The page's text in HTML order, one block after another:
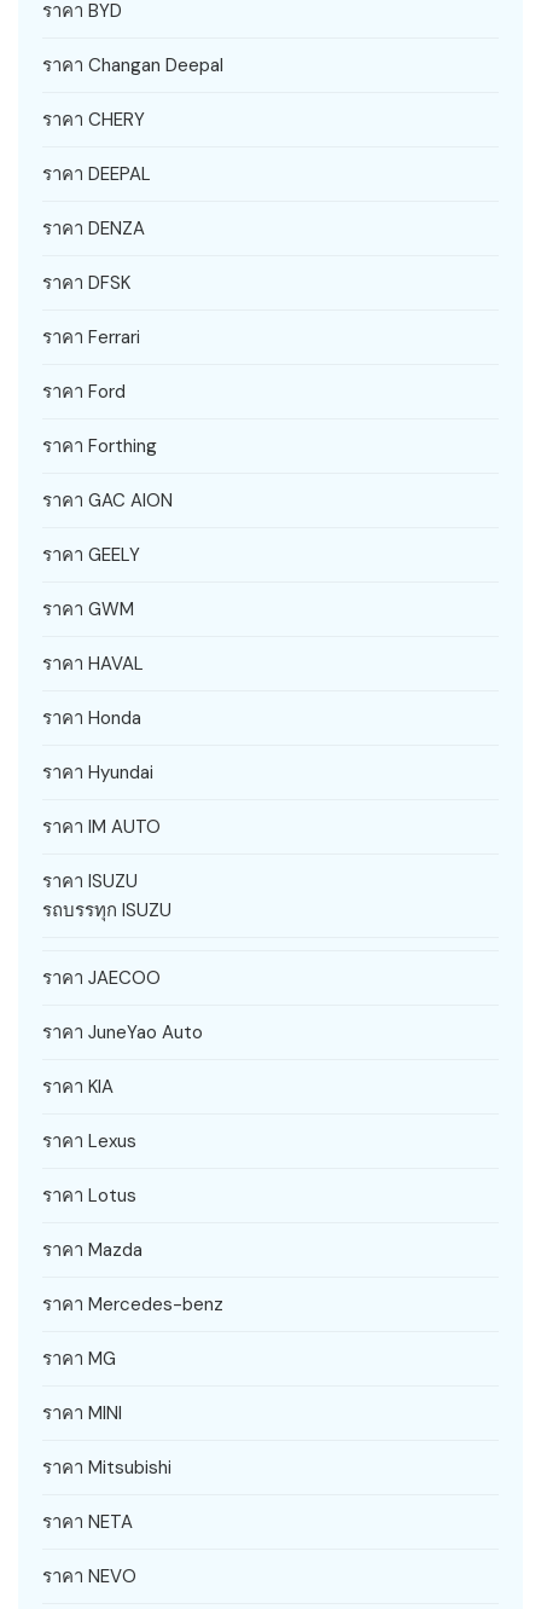
ราคา BYD
ราคา Changan Deepal
ราคา CHERY
ราคา DEEPAL
ราคา DENZA
ราคา DFSK
ราคา Ferrari
ราคา Ford
ราคา Forthing
ราคา GAC AION
ราคา GEELY
ราคา GWM
ราคา HAVAL
ราคา Honda
ราคา Hyundai
ราคา IM AUTO
ราคา ISUZU
รถบรรทุก ISUZU
ราคา JAECOO
ราคา JuneYao Auto
ราคา KIA
ราคา Lexus
ราคา Lotus
ราคา Mazda
ราคา Mercedes-benz
ราคา MG
ราคา MINI
ราคา Mitsubishi
ราคา NETA
ราคา NEVO